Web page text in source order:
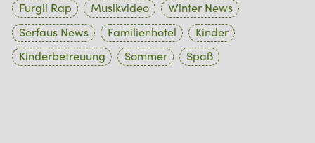
Furgli Rap
Musikvideo
Winter News
Serfaus News
Familienhotel
Kinder
Kinderbetreuung
Sommer Spaß